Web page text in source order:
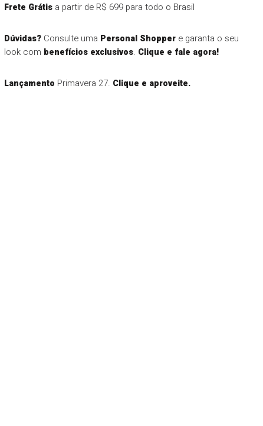
Frete Grátisa partir de R$ 699 para todo o Brasil
Dúvidas?Consulte uma Personal Shoppere garanta o seu
look com benefícios exclusivos. Clique e fale agora!
Lançamento Primavera 27. Clique e aproveite.